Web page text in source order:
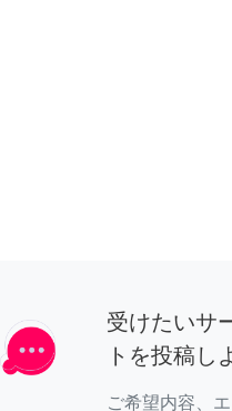
受けたいサ
トを投稿し
ご希望内容、